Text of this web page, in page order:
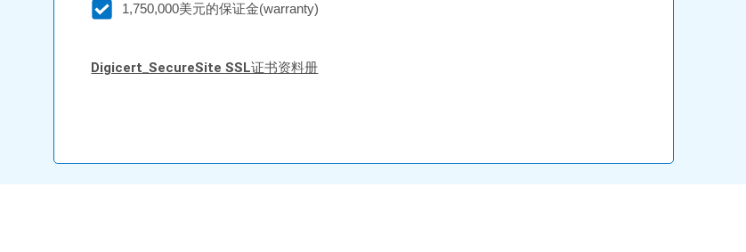
1,750,000美元的保证金(warranty)
Digicert_SecureSite SSL证书资料册